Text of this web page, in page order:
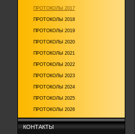
ПРОТОКОЛЫ 2017
ПРОТОКОЛЫ 2018
ПРОТОКОЛЫ 2019
ПРОТОКОЛЫ 2020
ПРОТОКОЛЫ 2021
ПРОТОКОЛЫ 2022
ПРОТОКОЛЫ 2023
ПРОТОКОЛЫ 2024
ПРОТОКОЛЫ 2025
ПРОТОКОЛЫ 2026
КОНТАКТЫ